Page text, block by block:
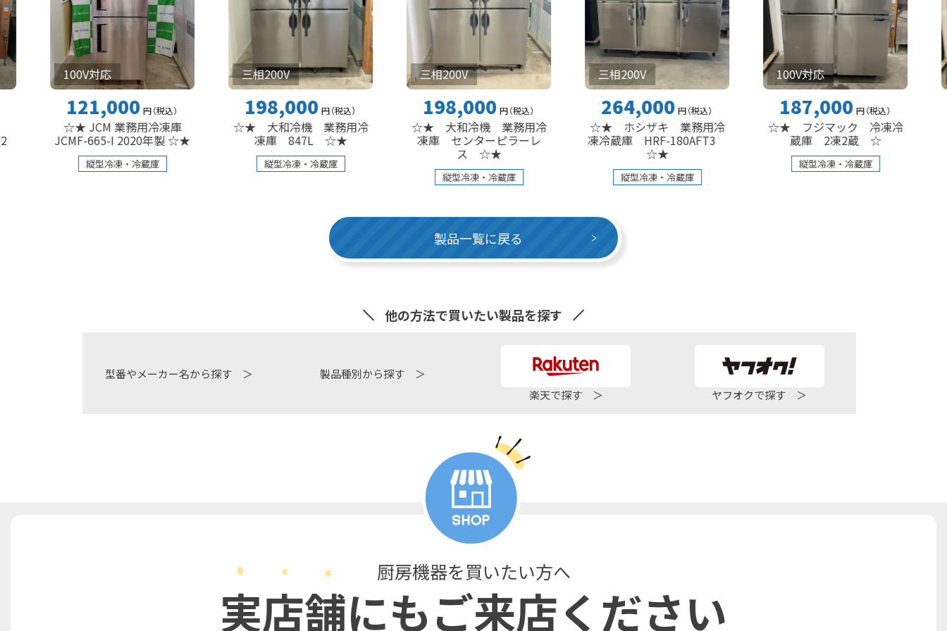
100V対応
121,000 円（税込）
☆★ JCM 業務用冷凍庫
JCMF-665-I 2020年製 ☆★
縦型冷凍・冷蔵庫
三相200V
198,000 円（税込）
☆★ 大和冷機 業務用冷
凍庫 847L ☆★
縦型冷凍・冷蔵庫
三相200V
198,000 円（税込）
☆★ 大和冷機 業務用冷
凍庫 センターピラーレ
ス ☆★
縦型冷凍・冷蔵庫
三相200V
264,000 円（税込）
☆★ ホシザキ 業務用冷
凍冷蔵庫 HRF-180AFT3
縦型冷凍・冷蔵庫
100V対応
187,000 円（税込）
☆★ フジマック 冷凍冷
蔵庫 2凍2蔵 ☆
縦型冷凍・冷蔵庫
100V
☆★ パ
製品一覧に戻る
他の方法で買いたい製品を探す
型番やメーカー名から探す ＞
製品種別から探す ＞
楽天で探す ＞
ヤフオクで探す ＞
厨房機器を買いたい方へ
実店舗にもご来店ください